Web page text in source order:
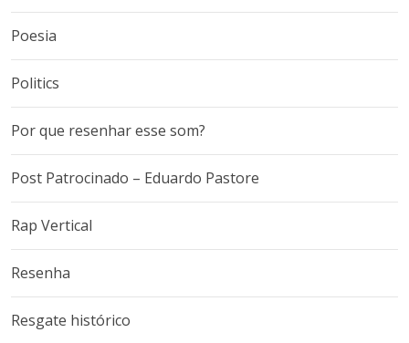
Poesia
Politics
Por que resenhar esse som?
Post Patrocinado – Eduardo Pastore
Rap Vertical
Resenha
Resgate histórico